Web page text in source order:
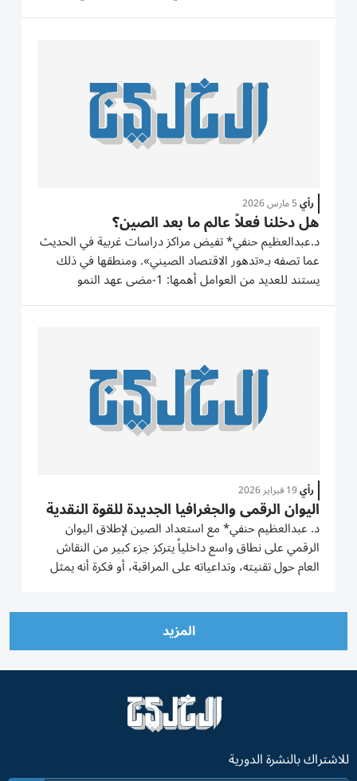
في فقدان الملايين لوظائفهم، ليكتب مقالاً شيقاً حول
رأي5 مارس 2026
هل دخلنا فعلاً عالم ما بعد الصين؟
د.عبدالعظيم حنفي* تفيض مراكز دراسات غربية في الحديث
عما تصفه بـ«تدهور الاقتصاد الصيني». ومنطقها في ذلك
يستند للعديد من العوامل أهمها: 1-مضى عهد النمو
بمعدلات تساوي رقمين (فوق 9%) والذي تمتع به اقتصاد
رأي19 فبراير 2026
اليوان الرقمي والجغرافيا الجديدة للقوة النقدية
د. عبدالعظيم حنفي* مع استعداد الصين لإطلاق اليوان
الرقمي على نطاق واسع داخلياً يتركز جزء كبير من النقاش
العام حول تقنيته، وتداعياته على المراقبة، أو فكرة أنه يمثل
المزيد
للاشتراك بالنشرة الدورية